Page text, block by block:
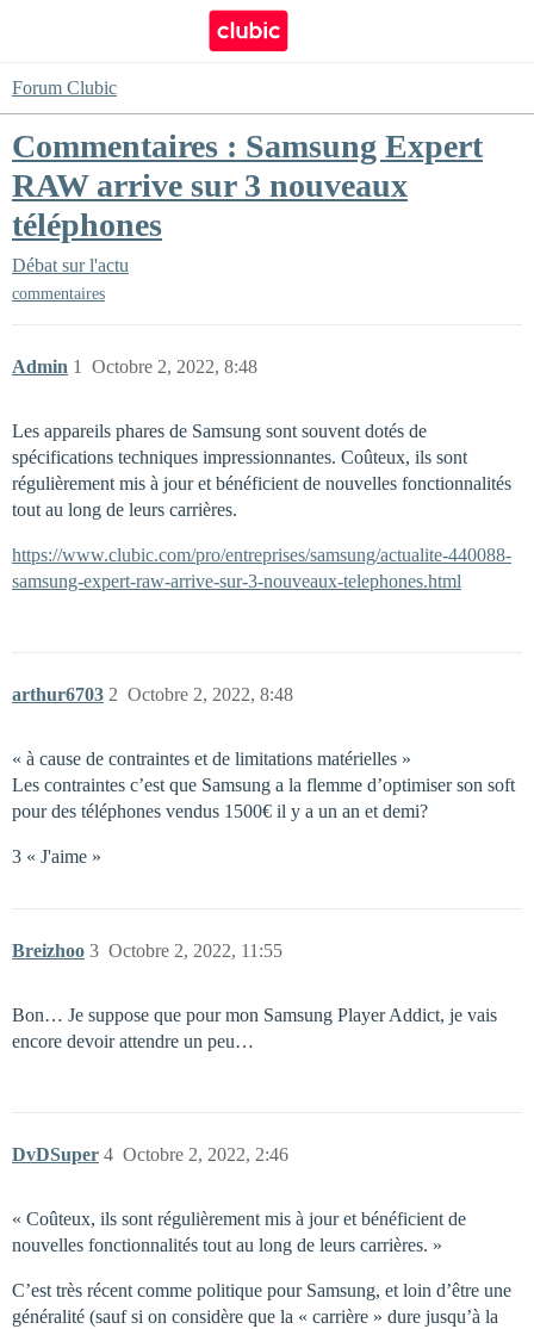
Forum Clubic
Commentaires : Samsung Expert
RAW arrive sur 3 nouveaux
téléphones
Débat sur l'actu
commentaires
Admin Octobre 2, 2022, 8:48
1
Les appareils phares de Samsung sont souvent dotés de
spécifications techniques impressionnantes. Coûteux, ils sont
régulièrement mis à jour et bénéficient de nouvelles fonctionnalités
tout au long de leurs carrières.
https://www.clubic.com/pro/entreprises/samsung/actualite-440088-
samsung-expert-raw-arrive-sur-3-nouveaux-telephones.html
arthur6703 Octobre 2, 2022, 8:48
2
« à cause de contraintes et de limitations matérielles »
Les contraintes c’est que Samsung a la flemme d’optimiser son soft
pour des téléphones vendus 1500€ il y a un an et demi?
3 « J'aime »
Breizhoo Octobre 2, 2022, 11:55
3
Bon… Je suppose que pour mon Samsung Player Addict, je vais
encore devoir attendre un peu…
DvDSuper Octobre 2, 2022, 2:46
4
« Coûteux, ils sont régulièrement mis à jour et bénéficient de
nouvelles fonctionnalités tout au long de leurs carrières. »
C’est très récent comme politique pour Samsung, et loin d’être une
généralité (sauf si on considère que la « carrière » dure jusqu’à la